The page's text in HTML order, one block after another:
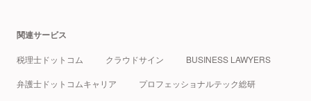
関連サービス
税理士ドットコム クラウドサイン BUSINESS LAWYERS
弁護士ドットコムキャリア プロフェッショナルテック総研